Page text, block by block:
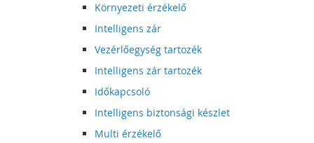
Környezeti érzékelő
Intelligens zár
Vezérlőegység tartozék
Intelligens zár tartozék
Időkapcsoló
Intelligens biztonsági készlet
Multi érzékelő